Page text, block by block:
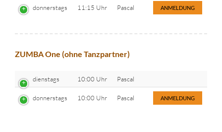
donnerstags 11:15 Uhr Pascal ANMELDUNG
ZUMBA One (ohne Tanzpartner)
dienstags 10:00 Uhr Pascal
donnerstags 10:00 Uhr Pascal ANMELDUNG